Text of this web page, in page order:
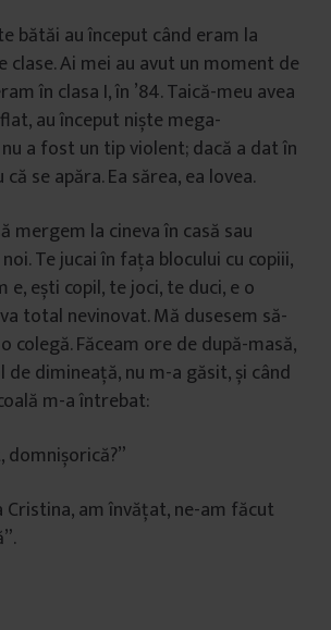
bătăi au început când eram la
clase. Ai mei au avut un moment de
în clasa I, în ’84. Taică-meu avea
au început niște mega-
a fost un tip violent; dacă a dat în
se apăra. Ea sărea, ea lovea.
mergem la cineva în casă sau
Te jucai în fața blocului cu copiii,
e, ești copil, te joci, te duci, e o
total nevinovat. Mă dusesem să-
colegă. Făceam ore de după-masă,
dimineață, nu m-a găsit, și când
m-a întrebat:
domnișorică?”
am învățat, ne-am făcut